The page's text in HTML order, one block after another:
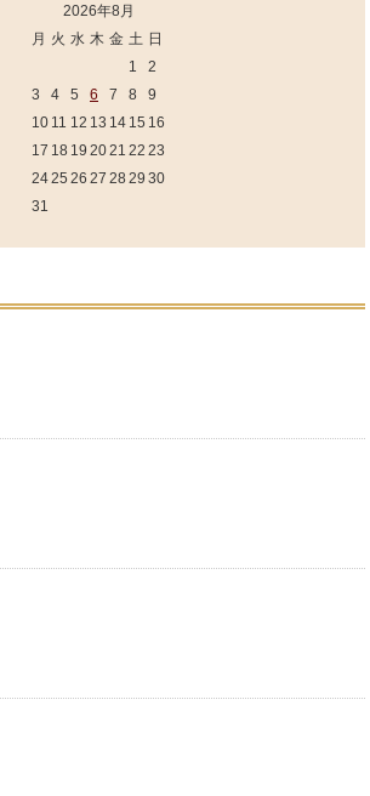
2026年8月
月 火 水 木 金 土 日
1
2
3
4 5 6 7 8
9
10 11 12 13 14 15 16
17 18 19 2021 22 23
2425 26 27 28 29 30
31